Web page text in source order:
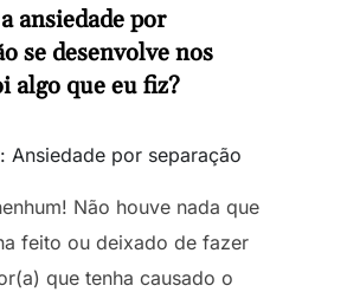
ansiedade por
se desenvolve nos
algo que eu fiz?
Ansiedade por separação
Não houve nada que
feito ou deixado de fazer
que tenha causado o